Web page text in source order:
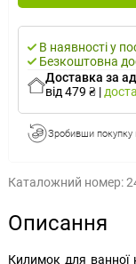
В наявності у
Безкоштовна
Доставка за
від 479 ₴ |
Зробивши покупку
Каталожний номер:
Описання
Килимок для ванної